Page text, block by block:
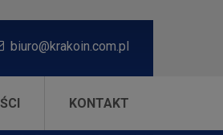
biuro@krakoin.com.pl
KONTAKT